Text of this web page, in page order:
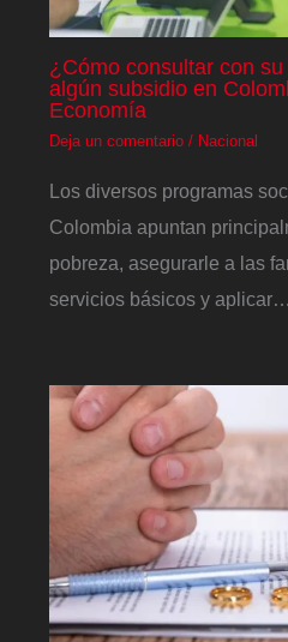
¿Cómo consultar con
algún subsidio en
Economía
Deja un comentario / Nacional
Los diversos programas
Colombia apuntan
pobreza, asegurarle a las
servicios básicos y aplicar…